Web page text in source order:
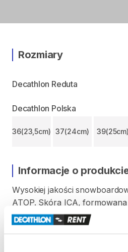
Rozmiary
Decathlon Reduta
Decathlon Polska
36(23,5cm) 37(24cm) 39(25cm)
Informacje o
Wysokiej jakości
ATOP. Skóra ICA​​​,​ formowana
wyściełana polarowa
amortyzująca podeszwa.